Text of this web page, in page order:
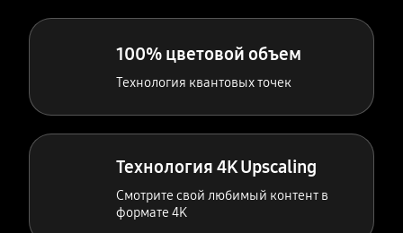
100% цветовой объем
Технология квантовых точек
Технология 4K Upscaling
Смотрите свой любимый контент в
формате 4K